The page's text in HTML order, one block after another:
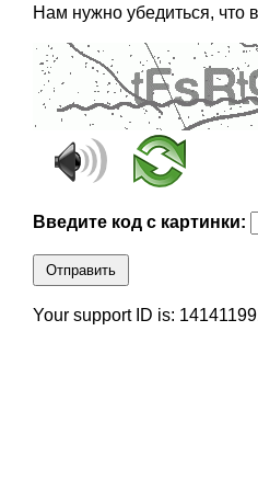
Нам нужно убедиться, что
Введите код с картинки:
Отправить
Your support ID is: